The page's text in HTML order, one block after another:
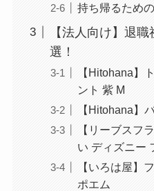
持ち帰るため
【法人向け】退
選！
【Hitohana】
ント 紫 M
【Hitohana】
【リーブスフ
い ディズニー
【いろは屋】
ポエム